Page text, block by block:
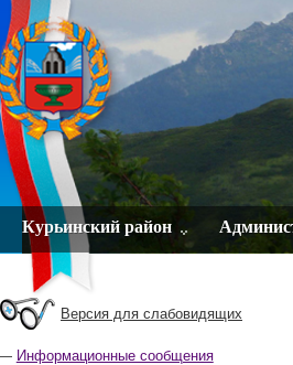
Курьинский район
Версия для слабовидящих
Информационные сообщения